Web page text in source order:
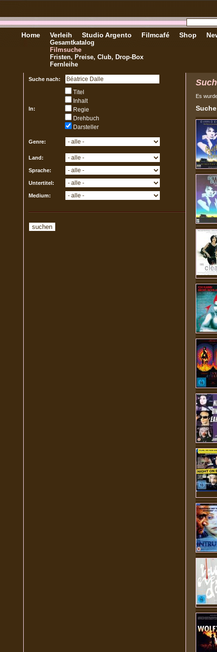
Home Verleih
Gesamtkatalog
Filmsuche
Fristen, Preise, Club, Drop-Box
Fernleihe
Studio Argento Filmcafé Shop
Suche nach:
In:
Titel
Inhalt
Regie
Drehbuch
Darsteller
Genre:
Land:
Sprache:
Untertitel:
Medium:
Es